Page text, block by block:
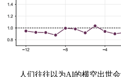
人们往往以为AI的横空出世会